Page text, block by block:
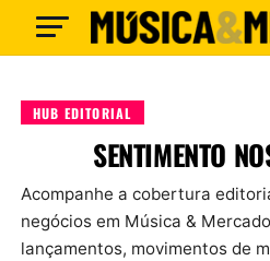
HUB EDITORIAL
SENTIMENTO
Acompanhe a cobertura
negócios em Música &
lançamentos, movimentos de